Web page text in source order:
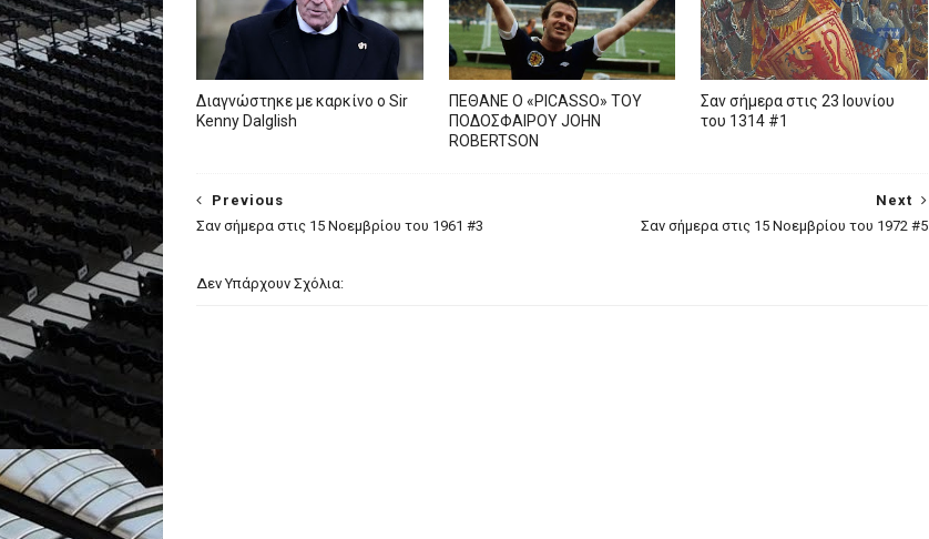
Διαγνώστηκε με καρκίνο ο Sir
Kenny Dalglish
ΠΕΘΑΝΕ Ο «PICASSO» TOY
ΠΟΔΟΣΦΑΙΡΟΥ JOHN
ROBERTSON
Σαν σήμερα στις 23 Ιουνίου
του 1314 #1
Next
Σαν σήμερα στις 15 Νοεμβρίου του 1972 #5
Previous
Σαν σήμερα στις 15 Νοεμβρίου του 1961 #3
Δεν Υπάρχουν Σχόλια: